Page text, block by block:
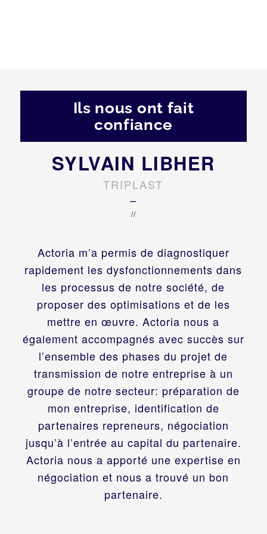
Ils nous ont fait
confiance
Actoria m’a permis de diagnostiquer
rapidement les dysfonctionnements dans
les processus de notre société, de
proposer des optimisations et de les
mettre en œuvre. Actoria nous a
également accompagnés avec succès sur
l’ensemble des phases du projet de
transmission de notre entreprise à un
groupe de notre secteur: préparation de
mon entreprise, identification de
partenaires repreneurs, négociation
jusqu’à l’entrée au capital du partenaire.
Actoria nous a apporté une expertise en
négociation et nous a trouvé un bon
partenaire.
SYLVAIN LIBHER
TRIPLAST
–
//